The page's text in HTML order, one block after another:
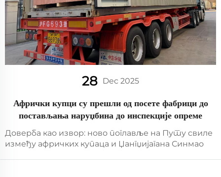
28 Dec 2025
Афрички купци су прешли од посете фабрици до
постављања наруџбина до инспекције опреме
Доверба као извор: ново поглавље на Путу свиле
између афричких купаца и Џангџијагана Синмао